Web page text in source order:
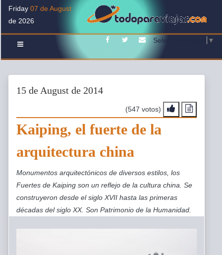
Friday 07 de August
de 2026
FacebookTwitterContacto
Select Language ▼
15 de August de 2014
(547 votos)
Kaiping, el fuerte de la
arquitectura china
Monumentos arquitectónicos de diversos estilos, los
Fuertes de Kaiping son un reflejo de la cultura china. Se
construyeron desde el siglo XVII hasta las primeras
décadas del siglo XX. Son Patrimonio de la Humanidad.